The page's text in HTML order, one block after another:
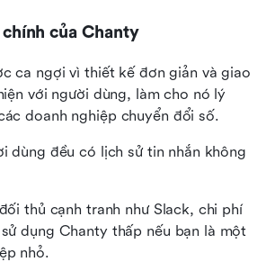
của Chanty
ca ngợi vì thiết kế đơn giản và giao
với người dùng, làm cho nó lý
doanh nghiệp chuyển đổi số.
dùng đều có lịch sử tin nhắn không
thủ cạnh tranh như Slack, chi phí
dụng Chanty thấp nếu bạn là một
nhỏ.